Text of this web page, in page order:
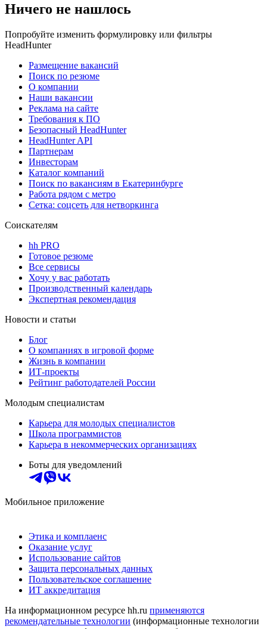
Ничего не нашлось
Попробуйте изменить формулировку или фильтры
HeadHunter
Размещение вакансий
Поиск по резюме
О компании
Наши вакансии
Реклама на сайте
Требования к ПО
Безопасный HeadHunter
HeadHunter API
Партнерам
Инвесторам
Каталог компаний
Поиск по вакансиям в Екатеринбурге
Работа рядом с метро
Сетка: соцсеть для нетворкинга
Соискателям
hh PRO
Готовое резюме
Все сервисы
Хочу у вас работать
Производственный календарь
Экспертная рекомендация
Новости и статьи
Блог
О компаниях в игровой форме
Жизнь в компании
ИТ-проекты
Рейтинг работодателей России
Молодым специалистам
Карьера для молодых специалистов
Школа программистов
Карьера в некоммерческих организациях
Боты для уведомлений
Мобильное приложение
Этика и комплаенс
Оказание услуг
Использование сайтов
Защита персональных данных
Пользовательское соглашение
ИТ аккредитация
На информационном ресурсе hh.ru применяются
рекомендательные технологии (информационные технологии